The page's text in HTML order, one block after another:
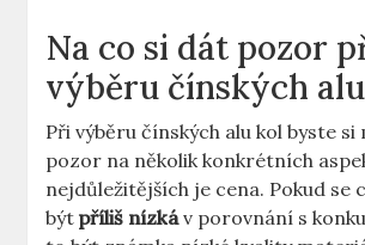
Na co si dát pozor
výběru čínských
Při výběru čínských alu kol byste si
pozor na několik konkrétních
nejdůležitějších je cena. Pokud se
býtpříliš nízkáv porovnání s